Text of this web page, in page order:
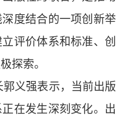
度结合的一项创新举
评价体系和标准、创
探索。
义强表示，当前出版
在发生深刻变化。出